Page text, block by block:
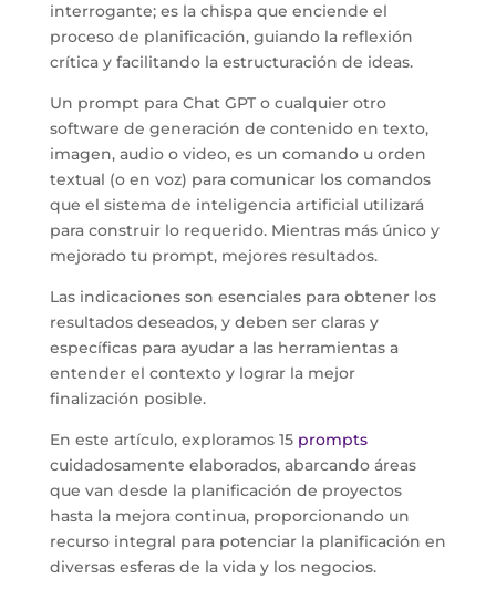
interrogante; es la chispa que enciende el
proceso de planificación, guiando la reflexión
crítica y facilitando la estructuración de ideas.
Un prompt para Chat GPT o cualquier otro
software de generación de contenido en texto,
imagen, audio o video, es un comando u orden
textual (o en voz) para comunicar los comandos
que el sistema de inteligencia artificial utilizará
para construir lo requerido. Mientras más único y
mejorado tu prompt, mejores resultados.
Las indicaciones son esenciales para obtener los
resultados deseados, y deben ser claras y
específicas para ayudar a las herramientas a
entender el contexto y lograr la mejor
finalización posible.
En este artículo, exploramos 15 prompts
cuidadosamente elaborados, abarcando áreas
que van desde la planificación de proyectos
hasta la mejora continua, proporcionando un
recurso integral para potenciar la planificación en
diversas esferas de la vida y los negocios.